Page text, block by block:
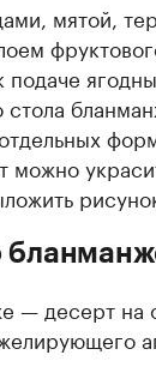
мятой,
подаче
стола
— десерт на